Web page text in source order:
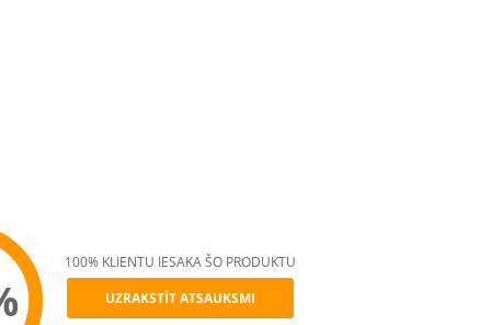
100% KLIENTU IESAKA ŠO PRODUKTU
UZRAKSTĪT ATSAUKSMI